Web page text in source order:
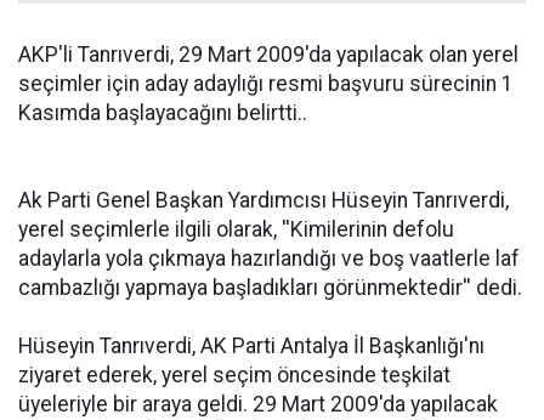
AKP'li Tanrıverdi, 29 Mart 2009'da yapılacak olan yerel
seçimler için aday adaylığı resmi başvuru sürecinin 1
Kasımda başlayacağını belirtti..
Ak Parti Genel Başkan Yardımcısı Hüseyin Tanrıverdi,
yerel seçimlerle ilgili olarak, ''Kimilerinin defolu
adaylarla yola çıkmaya hazırlandığı ve boş vaatlerle laf
cambazlığı yapmaya başladıkları görünmektedir'' dedi.
Hüseyin Tanrıverdi, AK Parti Antalya İl Başkanlığı'nı
ziyaret ederek, yerel seçim öncesinde teşkilat
üyeleriyle bir araya geldi. 29 Mart 2009'da yapılacak